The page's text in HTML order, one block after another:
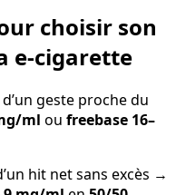
choisir son
e-cigarette
d’un geste proche du
ml ou freebase 16–
hit net sans excès →